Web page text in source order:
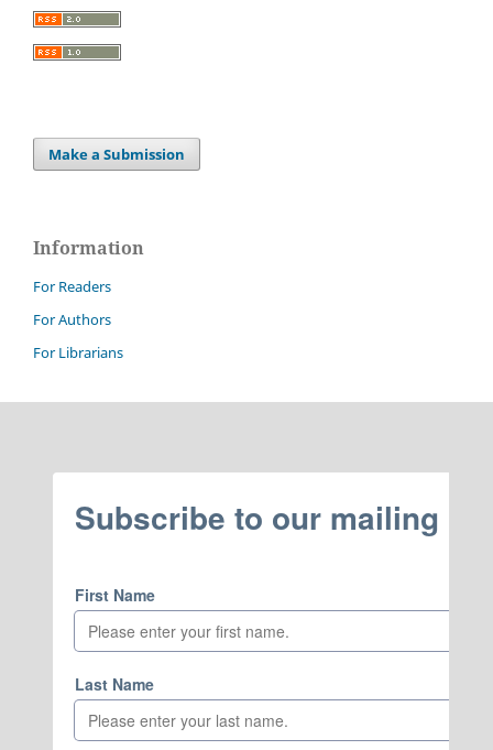
Make a Submission
Information
For Readers
For Authors
For Librarians